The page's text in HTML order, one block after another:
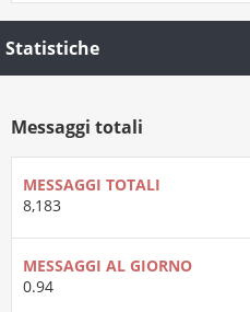
Statistiche
Messaggi totali
MESSAGGI TOTALI
8,183
MESSAGGI AL GIORNO
0.94